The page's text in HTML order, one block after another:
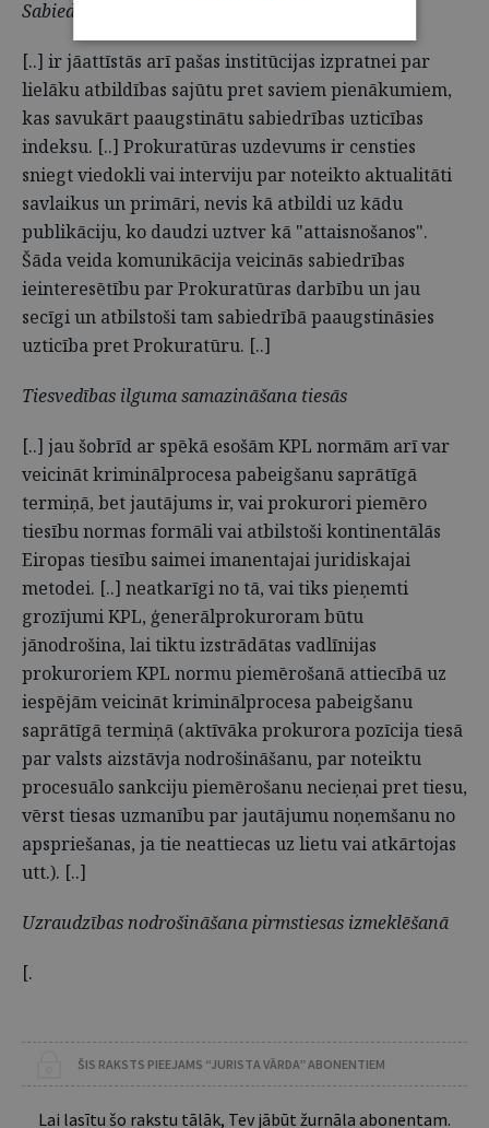
Sabiedrības uzticības Prokuratūrai celšana
[..] ir jāattīstās arī pašas institūcijas izpratnei par
lielāku atbildības sajūtu pret saviem pienākumiem,
kas savukārt paaugstinātu sabiedrības uzticības
indeksu. [..] Prokuratūras uzdevums ir censties
sniegt viedokli vai interviju par noteikto aktualitāti
savlaikus un primāri, nevis kā atbildi uz kādu
publikāciju, ko daudzi uztver kā "attaisnošanos".
Šāda veida komunikācija veicinās sabiedrības
ieinteresētību par Prokuratūras darbību un jau
secīgi un atbilstoši tam sabiedrībā paaugstināsies
uzticība pret Prokuratūru. [..]
Tiesvedības ilguma samazināšana tiesās
[..] jau šobrīd ar spēkā esošām KPL normām arī var
veicināt kriminālprocesa pabeigšanu saprātīgā
termiņā, bet jautājums ir, vai prokurori piemēro
tiesību normas formāli vai atbilstoši kontinentālās
Eiropas tiesību saimei imanentajai juridiskajai
metodei. [..] neatkarīgi no tā, vai tiks pieņemti
grozījumi KPL, ģenerālprokuroram būtu
jānodrošina, lai tiktu izstrādātas vadlīnijas
prokuroriem KPL normu piemērošanā attiecībā uz
iespējām veicināt kriminālprocesa pabeigšanu
saprātīgā termiņā (aktīvāka prokurora pozīcija tiesā
par valsts aizstāvja nodrošināšanu, par noteiktu
procesuālo sankciju piemērošanu necieņai pret tiesu,
vērst tiesas uzmanību par jautājumu noņemšanu no
apspriešanas, ja tie neattiecas uz lietu vai atkārtojas
utt.). [..]
Uzraudzības nodrošināšana pirmstiesas izmeklēšanā
[.
ŠIS RAKSTS PIEEJAMS “JURISTA VĀRDA” ABONENTIEM
Lai lasītu šo rakstu tālāk, Tev jābūt žurnāla abonentam.